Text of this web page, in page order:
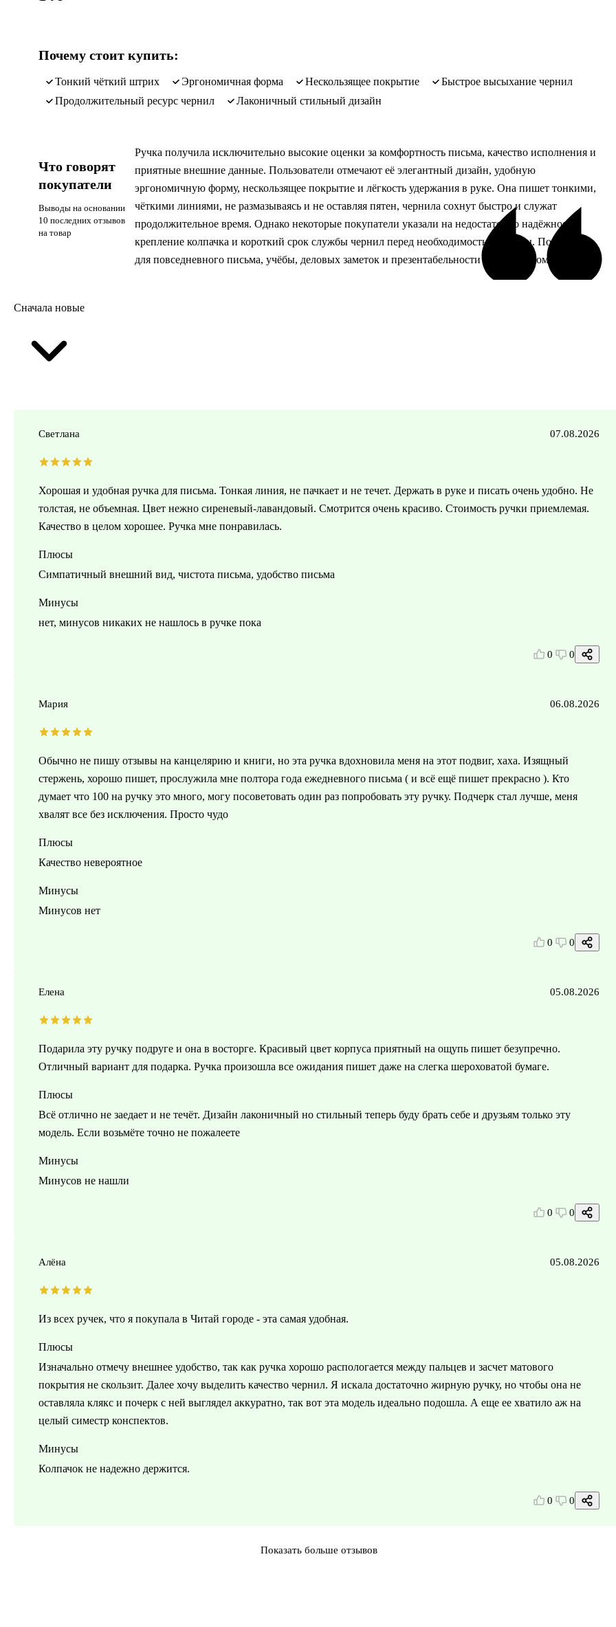
Почему стоит купить:
тонкий чёткий штрих эргономичная форма нескользящее покрытие
быстрое высыхание чернил
продолжительный ресурс чернил
лаконичный стильный дизайн
Что говорят
покупатели
Выводы на основании
10 последних отзывов
на товар
Ручка получила исключительно высокие оценки за комфортность письма, качество исполнения и
приятные внешние данные. Пользователи отмечают её элегантный дизайн, удобную
эргономичную форму, нескользящее покрытие и лёгкость удержания в руке. Она пишет тонкими,
чёткими линиями, не размазываясь и не оставляя пятен, чернила сохнут быстро и служат
продолжительное время. Однако некоторые покупатели указали на недостаточно надёжное
крепление колпачка и короткий срок службы чернил перед необходимостью замены. Подходит
для повседневного письма, учёбы, деловых заметок и презентабельности в подарочном варианте.
Сначала новые
Светлана 07.08.2026
Хорошая и удобная ручка для письма. Тонкая линия, не пачкает и не течет. Держать в руке и писать очень удобно. Не
толстая, не объемная. Цвет нежно сиреневый-лавандовый. Смотрится очень красиво. Стоимость ручки приемлемая.
Качество в целом хорошее. Ручка мне понравилась.
Плюсы
Симпатичный внешний вид, чистота письма, удобство письма
Минусы
нет, минусов никаких не нашлось в ручке пока
0 0
Мария 06.08.2026
Обычно не пишу отзывы на канцелярию и книги, но эта ручка вдохновила меня на этот подвиг, хаха. Изящный
стержень, хорошо пишет, прослужила мне полтора года ежедневного письма ( и всё ещё пишет прекрасно ). Кто
думает что 100 на ручку это много, могу посоветовать один раз попробовать эту ручку. Подчерк стал лучше, меня
хвалят все без исключения. Просто чудо
Плюсы
Качество невероятное
Минусы
Минусов нет
0 0
Елена 05.08.2026
Подарила эту ручку подруге и она в восторге. Красивый цвет корпуса приятный на ощупь пишет безупречно.
Отличный вариант для подарка. Ручка произошла все ожидания пишет даже на слегка шероховатой бумаге.
Плюсы
Всё отлично не заедает и не течёт. Дизайн лаконичный но стильный теперь буду брать себе и друзьям только эту
модель. Если возьмёте точно не пожалеете
Минусы
Минусов не нашли
0 0
Алёна 05.08.2026
Из всех ручек, что я покупала в Читай городе - эта самая удобная.
Плюсы
Изначально отмечу внешнее удобство, так как ручка хорошо распологается между пальцев и засчет матового
покрытия не скользит. Далее хочу выделить качество чернил. Я искала достаточно жирную ручку, но чтобы она не
оставляла клякс и почерк с ней выглядел аккуратно, так вот эта модель идеально подошла. А еще ее хватило аж на
целый симестр конспектов.
Минусы
Колпачок не надежно держится.
0 0
Показать больше отзывов